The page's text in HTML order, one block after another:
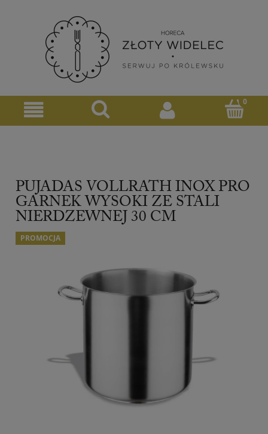
PUJADAS VOLLRATH INOX PRO
GARNEK WYSOKI ZE STALI
NIERDZEWNEJ 30 CM
PROMOCJA